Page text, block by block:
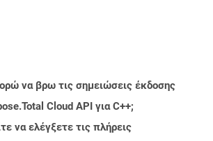
να βρω τις σημειώσεις έκδοσης
Cloud API για C++;
να ελέγξετε τις πλήρεις